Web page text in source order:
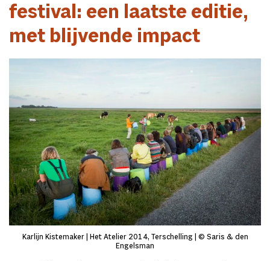
festival: een laatste editie,
met blijvende impact
Karlijn Kistemaker | Het Atelier 2014, Terschelling | © Saris & den
Engelsman